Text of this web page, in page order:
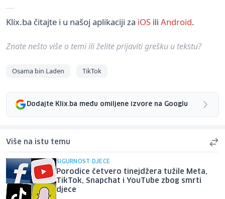
Klix.ba čitajte i u našoj aplikaciji za iOS ili Android.
Znate nešto više o temi ili želite prijaviti grešku u tekstu?
Osama bin Laden TikTok
Dodajte Klix.ba među omiljene izvore na Googlu
Više na istu temu
SIGURNOST DJECE
Porodice četvero tinejdžera tužile Meta,
TikTok, Snapchat i YouTube zbog smrti
djece